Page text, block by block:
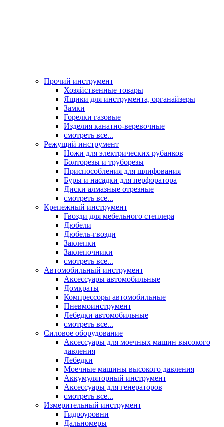
Прочий инструмент
Хозяйственные товары
Ящики для инструмента, органайзеры
Замки
Горелки газовые
Изделия канатно-веревочные
смотреть все...
Режущий инструмент
Ножи для электрических рубанков
Болторезы и труборезы
Приспособления для шлифования
Буры и насадки для перфоратора
Диски алмазные отрезные
смотреть все...
Крепежный инструмент
Гвозди для мебельного степлера
Дюбели
Дюбель-гвозди
Заклепки
Заклепочники
смотреть все...
Автомобильный инструмент
Аксессуары автомобильные
Домкраты
Компрессоры автомобильные
Пневмоинструмент
Лебедки автомобильные
смотреть все...
Силовое оборудование
Аксессуары для моечных машин высокого
давления
Лебедки
Моечные машины высокого давления
Аккумуляторный инструмент
Аксессуары для генераторов
смотреть все...
Измерительный инструмент
Гидроуровни
Дальномеры